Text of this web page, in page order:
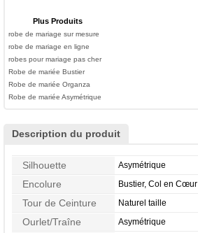
Plus Produits
robe de mariage sur mesure
robe de mariage en ligne
robes pour mariage pas cher
Robe de mariée Bustier
Robe de mariée Organza
Robe de mariée Asymétrique
Description du produit
Silhouette Asymétrique
Encolure Bustier, Col en Cœur
Tour de Ceinture Naturel taille
Ourlet/Traîne Asymétrique